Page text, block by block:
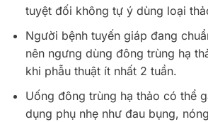
tuyệt đối không tự ý dùng loại
Người bệnh tuyến giáp đang
nên ngưng dùng đông trùng hạ
khi phẫu thuật ít nhất 2 tuần.
Uống đông trùng hạ thảo có thể
dụng phụ nhẹ như đau bụng,